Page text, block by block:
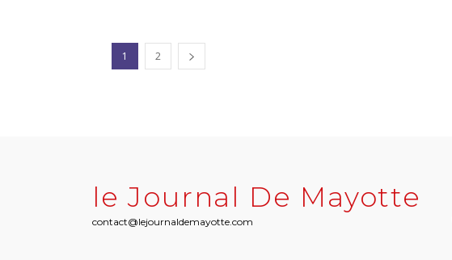
1 2
le Journal De Mayotte
contact@lejournaldemayotte.com